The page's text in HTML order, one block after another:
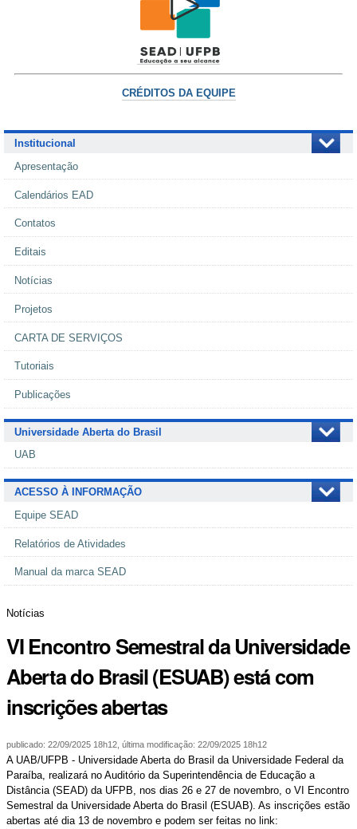
CRÉDITOS DA EQUIPE
Institucional
Apresentação
Calendários EAD
Contatos
Editais
Notícias
Projetos
CARTA DE SERVIÇOS
Tutoriais
Publicações
Universidade Aberta do Brasil
UAB
ACESSO À INFORMAÇÃO
Equipe SEAD
Relatórios de Atividades
Manual da marca SEAD
Notícias
VI Encontro Semestral da Universidade
Aberta do Brasil (ESUAB) está com
inscrições abertas
publicado:22/09/2025 18h12 ,última modificação:22/09/2025 18h12
A UAB/UFPB - Universidade Aberta do Brasil da Universidade Federal da
Paraíba, realizará no Auditório da Superintendência de Educação a
Distância (SEAD) da UFPB, nos dias 26 e 27 de novembro, o VI Encontro
Semestral da Universidade Aberta do Brasil (ESUAB). As inscrições estão
abertas até dia 13 de novembro e podem ser feitas no link: